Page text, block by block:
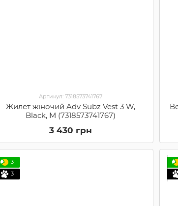
Артикул: 7318573741767
Жилет жіночий Adv Subz Vest 3 W,
Black, М (7318573741767)
3 430 грн
3
3